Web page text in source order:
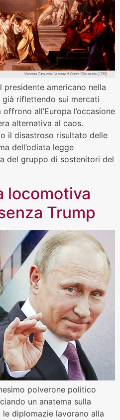
americano nella
riflettendo sui mercati
all’Europa l’occasione
alternativa al caos.
il disastroso risultato delle
dell’odiata legge
del gruppo di sostenitori del
locomotiva
Trump
polverone politico
un anatema sulla
diplomazie lavorano alla